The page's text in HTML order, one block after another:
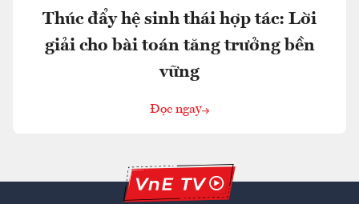
Thúc đẩy hệ sinh thái hợp tác: Lời
giải cho bài toán tăng trưởng bền
vững
Đọc ngay